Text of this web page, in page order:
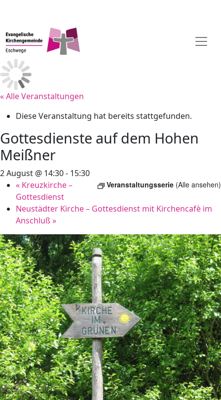
« Alle Veranstaltungen
Diese Veranstaltung hat bereits stattgefunden.
Gottesdienste auf dem Hohen
Meißner
2 August @ 14:30- 15:30
Veranstaltungsserie (Alle ansehen)
« Kreuzkirche –
Gottesdienst
Neustädter Kirche – Gottesdienst mit Kirchencafè im
Anschluß»